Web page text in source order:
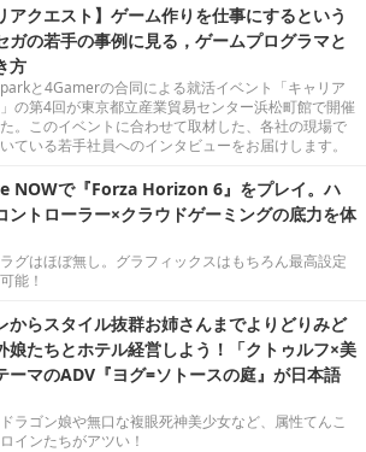
アクエスト】ゲーム作りを仕事にするという
ガの若手の事例に見る，ゲームプログラマと
方
と4Gamerの合同による就活イベント「キャリア
の第4回が東京都立産業貿易センター浜松町館で開催
。このイベントに合わせて取材した、各社の現場で
ている若手社員へのインタビューをお届けします。
NOWで『Forza Horizon 6』をプレイ。ハ
ントローラー×クラウドゲーミングの底力を体
グはほぼ無し。グラフィックスはもちろん最高設定
能！
からスタイル抜群お姉さんまでよりどりみど
娘たちとホテル経営しよう！「クトゥルフ×美
ーマのADV『ヨグ=ソトースの庭』が日本語
ラゴン娘や無口な複眼死神美少女など、属性てんこ
インたちがアツい！